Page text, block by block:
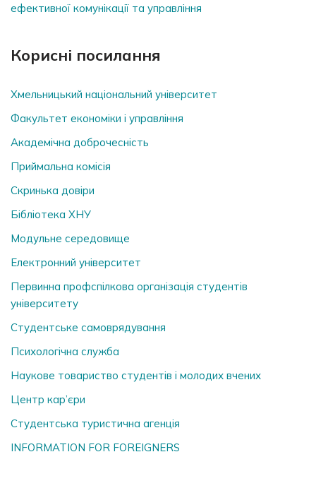
ефективної комунікації та управління
Корисні посилання
Хмельницький національний університет
Факультет економіки і управління
Академічна доброчесність
Приймальна комісія
Скринька довiри
Бібліотека ХНУ
Модульне середовище
Електронний університет
Первинна профспілкова організація студентів
університету
Студентське самоврядування
Психологічна служба
Наукове товариство студентів і молодих вчених
Центр кар’єри
Студентська туристична агенція
INFORMATION FOR FOREIGNERS